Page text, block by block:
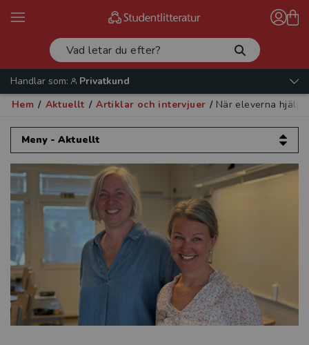
Handlar som:
Privatkund
Hem / Aktuellt / Artiklar och intervjuer / När eleverna
Meny - Aktuellt
Aktuellt
Artiklar och intervjuer
Validera mera!
Etik för psykologer
Europeisk datarätt